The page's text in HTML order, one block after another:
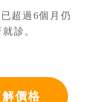
超過6個月仍
診。
解價格